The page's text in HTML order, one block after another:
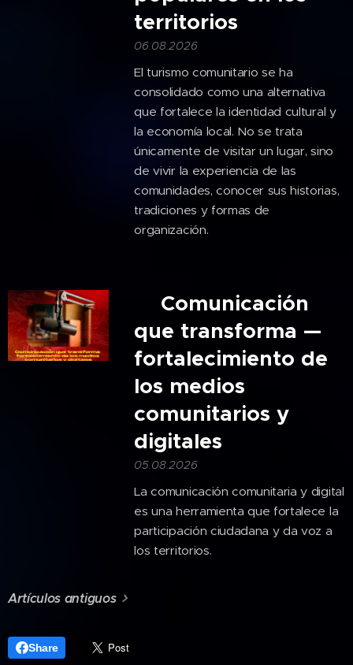
territorios
06.08.2026
El turismo comunitario se ha
consolidado como una alternativa
que fortalece la identidad cultural y
la economía local. No se trata
únicamente de visitar un lugar, sino
de vivir la experiencia de las
comunidades, conocer sus historias,
tradiciones y formas de
organización.
🎙️Comunicación
que transforma —
fortalecimiento de
los medios
comunitarios y
digitales
05.08.2026
La comunicación comunitaria y digital
es una herramienta que fortalece la
participación ciudadana y da voz a
los territorios.
Artículos antiguos
Share